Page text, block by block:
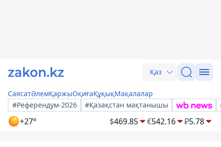
Қаз
СаясатӘлемҚаржыОқиғаҚұқықМақалалар
#Референдум-2026
#Қазақстан мақтанышы
+27° $469.85 €542.16 ₽5.78